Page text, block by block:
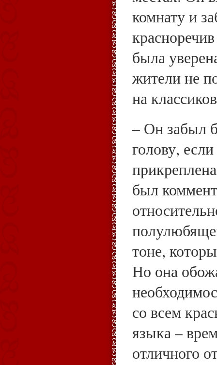
комнату и
была
жители не
на
– Он забыл
голову,
был
тоне,
Но она
со всем
языка –
отличного